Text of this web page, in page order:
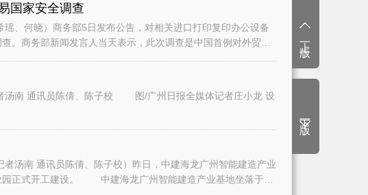
国家安全调查
、何晓）商务部5日发布公告，对相关进口打印复印办公设备
。商务部新闻发言人当天表示，此次调查是中国首例对外贸易
南 通讯员陈倩、陈子校 图/广州日报全媒体记者庄小龙 设
南 通讯员陈倩、陈子校）昨日，中建海龙广州智能建造产业
园正式开工建设。 中建海龙广州智能建造产业基地坐落于白